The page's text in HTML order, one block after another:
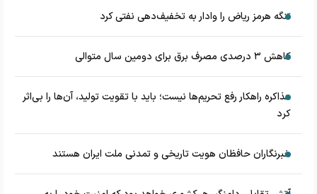
تنگه هرمز ریاض را وادار به تخفیف‌دهی نفتی کرد
کاهش ۳ درصدی مصرف برق برای دومین سال متوالی
مذاکره راهکار رفع تحریم‌ها نیست؛ باید با تقویت تولید، آن‌ها را بی‌اثر
کرد
خبرنگاران حافظان هویت تاریخی و تمدنی ملت ایران هستند